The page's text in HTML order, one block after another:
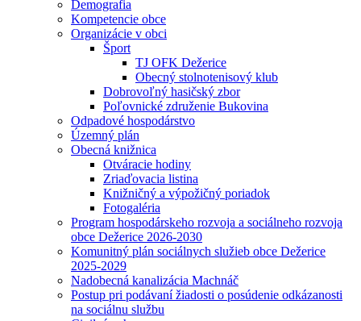
Demografia
Kompetencie obce
Organizácie v obci
Šport
TJ OFK Dežerice
Obecný stolnotenisový klub
Dobrovoľný hasičský zbor
Poľovnické združenie Bukovina
Odpadové hospodárstvo
Územný plán
Obecná knižnica
Otváracie hodiny
Zriaďovacia listina
Knižničný a výpožičný poriadok
Fotogaléria
Program hospodárskeho rozvoja a sociálneho rozvoja
obce Dežerice 2026-2030
Komunitný plán sociálnych služieb obce Dežerice
2025-2029
Nadobecná kanalizácia Machnáč
Postup pri podávaní žiadosti o posúdenie odkázanosti
na sociálnu službu